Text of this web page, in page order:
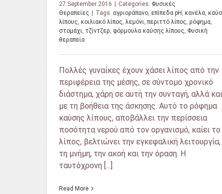
27 September 2016 Categories: Φυσικές
Θεραπείες
Tags: αγριοράπανο, επίπεδα pH , κανέλα,
λίπους, κοιλιακό λίπος, λεμόνι,περιττό λίπος, ρόφημα,
στομάχι, τζίντζερ, φόρμουλα καύσης λίπους, Φυσική
θεραπεία
Πολλές γυναίκες έχουν χάσει λίπος από την
περιφέρεια της μέσης, σε σύντομο χρονικό
διάστημα, χάρη σε αυτή την συνταγή, αλλά και
με τη βοήθεια της άσκησης. Αυτό το ρόφημα
καύσης λίπους, αποβάλλει την περίσσεια
ποσότητα νερού από τον οργανισμό, καίει το
λίπος, βελτιώνει την εγκεφαλική λειτουργία,
τη μνήμη, την ακοή και την όραση. Η
ταυτόχρονη [...]
Read More